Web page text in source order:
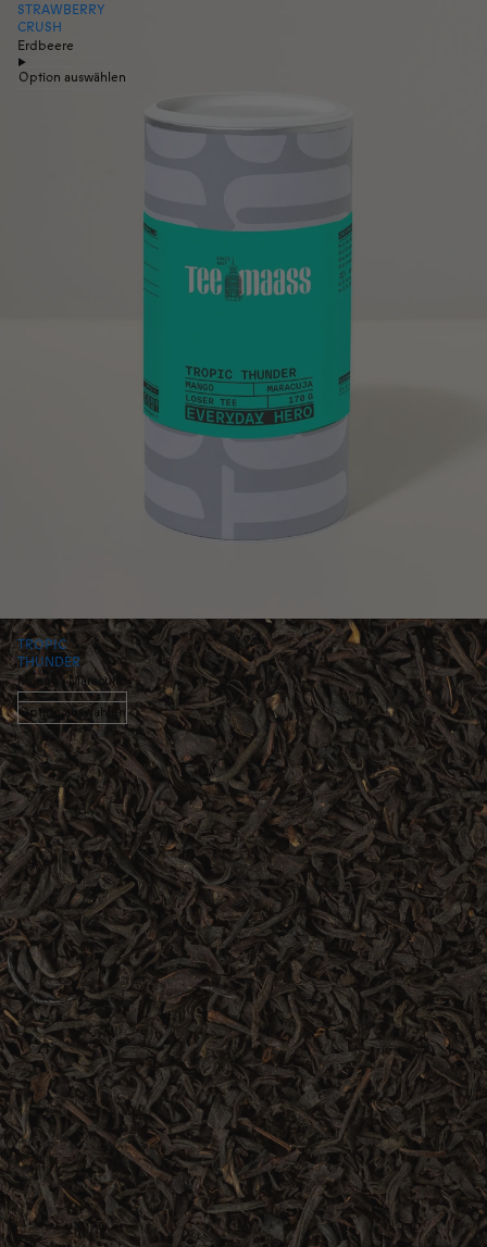
STRAWBERRY
CRUSH
Erdbeere
Option auswählen
TROPIC
THUNDER
Mango · Maracuja
Option auswählen